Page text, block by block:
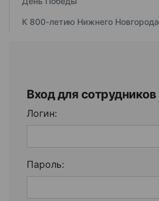
К 800-летию Нижнего Новгорода
Вход для сотрудников
Логин:
Пароль: